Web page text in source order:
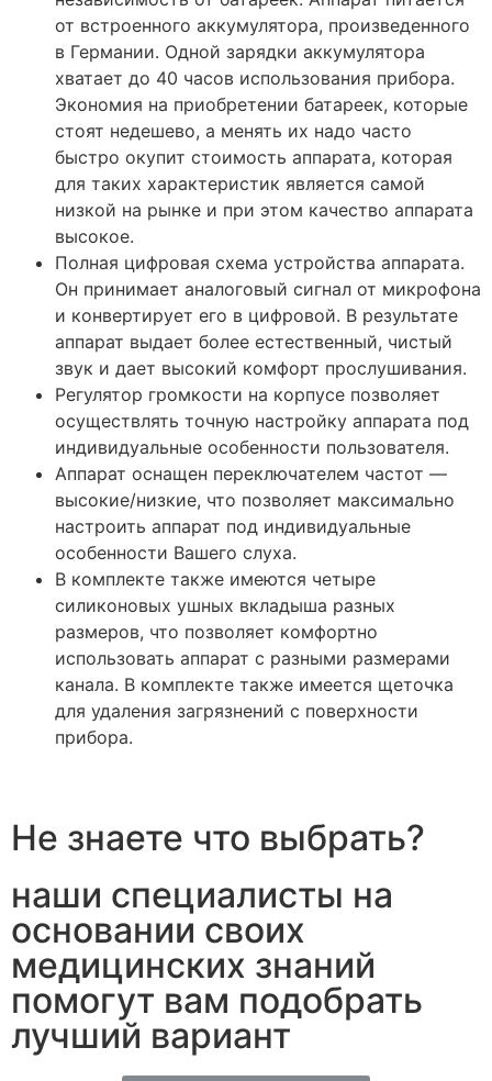
от встроенного аккумулятора, произведенного
в Германии. Одной зарядки аккумулятора
хватает до 40 часов использования прибора.
Экономия на приобретении батареек, которые
стоят недешево, а менять их надо часто
быстро окупит стоимость аппарата, которая
для таких характеристик является самой
низкой на рынке и при этом качество аппарата
высокое.
Полная цифровая схема устройства аппарата.
Он принимает аналоговый сигнал от микрофона
и конвертирует его в цифровой. В результате
аппарат выдает более естественный, чистый
звук и дает высокий комфорт прослушивания.
Регулятор громкости на корпусе позволяет
осуществлять точную настройку аппарата под
индивидуальные особенности пользователя.
Аппарат оснащен переключателем частот ―
высокие/низкие, что позволяет максимально
настроить аппарат под индивидуальные
особенности Вашего слуха.
В комплекте также имеются четыре
силиконовых ушных вкладыша разных
размеров, что позволяет комфортно
использовать аппарат с разными размерами
канала. В комплекте также имеется щеточка
для удаления загрязнений с поверхности
прибора.
Не знаете что выбрать?
наши специалисты на
основании своих
медицинских знаний
помогут вам подобрать
лучший вариант